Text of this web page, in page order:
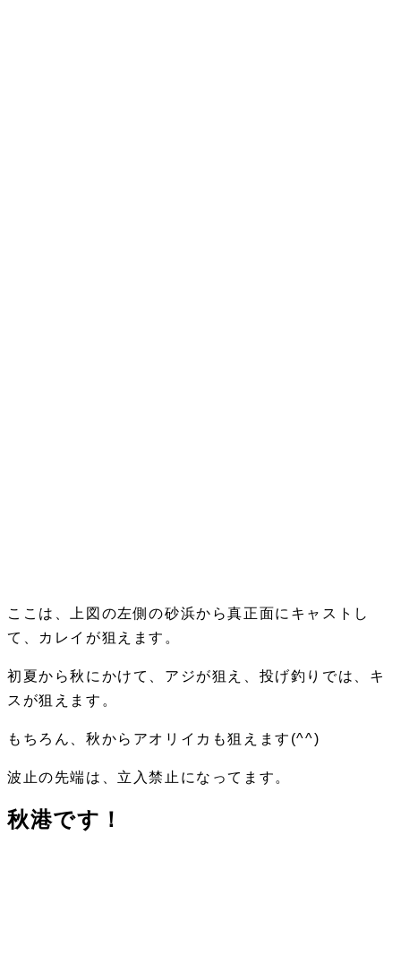
ここは、上図の左側の砂浜から真正面にキャストし
て、カレイが狙えます。
初夏から秋にかけて、アジが狙え、投げ釣りでは、キ
スが狙えます。
もちろん、秋からアオリイカも狙えます(^^)
波止の先端は、立入禁止になってます。
秋港です！